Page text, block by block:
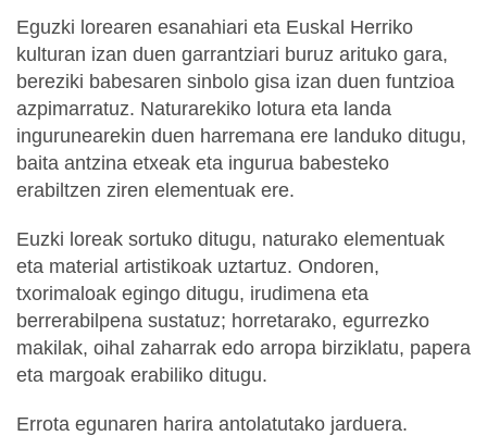
Eguzki lorearen esanahiari eta Euskal Herriko
kulturan izan duen garrantziari buruz arituko gara,
bereziki babesaren sinbolo gisa izan duen funtzioa
azpimarratuz. Naturarekiko lotura eta landa
ingurunearekin duen harremana ere landuko ditugu,
baita antzina etxeak eta ingurua babesteko
erabiltzen ziren elementuak ere.
Euzki loreak sortuko ditugu, naturako elementuak
eta material artistikoak uztartuz. Ondoren,
txorimaloak egingo ditugu, irudimena eta
berrerabilpena sustatuz; horretarako, egurrezko
makilak, oihal zaharrak edo arropa birziklatu, papera
eta margoak erabiliko ditugu.
Errota egunaren harira antolatutako jarduera.